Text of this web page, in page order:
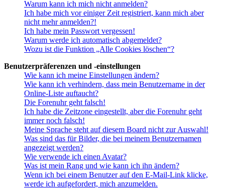
Warum kann ich mich nicht anmelden?
Ich habe mich vor einiger Zeit registriert, kann mich aber
nicht mehr anmelden?!
Ich habe mein Passwort vergessen!
Warum werde ich automatisch abgemeldet?
Wozu ist die Funktion „Alle Cookies löschen“?
Benutzerpräferenzen und -einstellungen
Wie kann ich meine Einstellungen ändern?
Wie kann ich verhindern, dass mein Benutzername in der
Online-Liste auftaucht?
Die Forenuhr geht falsch!
Ich habe die Zeitzone eingestellt, aber die Forenuhr geht
immer noch falsch!
Meine Sprache steht auf diesem Board nicht zur Auswahl!
Was sind das für Bilder, die bei meinem Benutzernamen
angezeigt werden?
Wie verwende ich einen Avatar?
Was ist mein Rang und wie kann ich ihn ändern?
Wenn ich bei einem Benutzer auf den E-Mail-Link klicke,
werde ich aufgefordert, mich anzumelden.